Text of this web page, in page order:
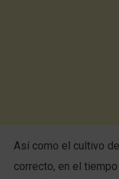
Así como el cultivo
correcto, en el